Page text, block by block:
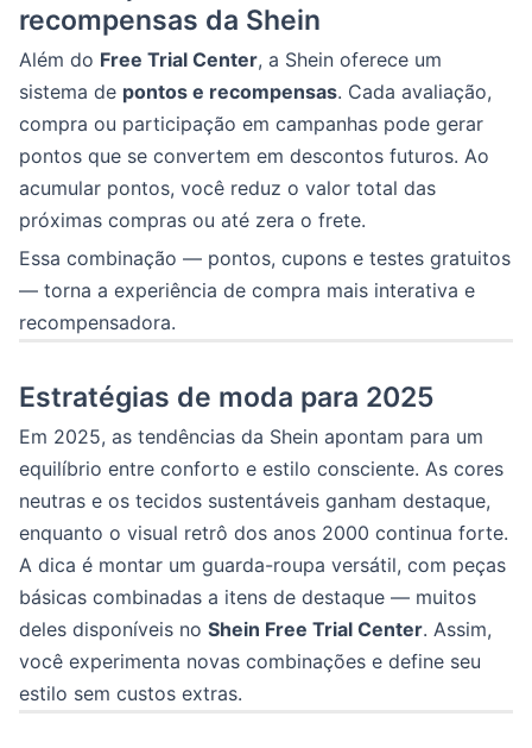
recompensas da Shein
Além do Free Trial Center, a Shein oferece um
sistema de pontos e recompensas. Cada avaliação,
compra ou participação em campanhas pode gerar
pontos que se convertem em descontos futuros. Ao
acumular pontos, você reduz o valor total das
próximas compras ou até zera o frete.
Essa combinação — pontos, cupons e testes gratuitos
— torna a experiência de compra mais interativa e
recompensadora.
Estratégias de moda para 2025
Em 2025, as tendências da Shein apontam para um
equilíbrio entre conforto e estilo consciente. As cores
neutras e os tecidos sustentáveis ganham destaque,
enquanto o visual retrô dos anos 2000 continua forte.
A dica é montar um guarda-roupa versátil, com peças
básicas combinadas a itens de destaque — muitos
deles disponíveis no Shein Free Trial Center. Assim,
você experimenta novas combinações e define seu
estilo sem custos extras.